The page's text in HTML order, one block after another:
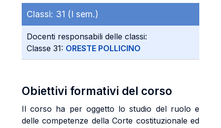
Classi: 31 (I sem.)
Docenti responsabili delle classi:
Classe 31: ORESTE POLLICINO
Obiettivi formativi del corso
Il corso ha per oggetto lo studio del ruolo e
delle competenze della Corte costituzionale ed